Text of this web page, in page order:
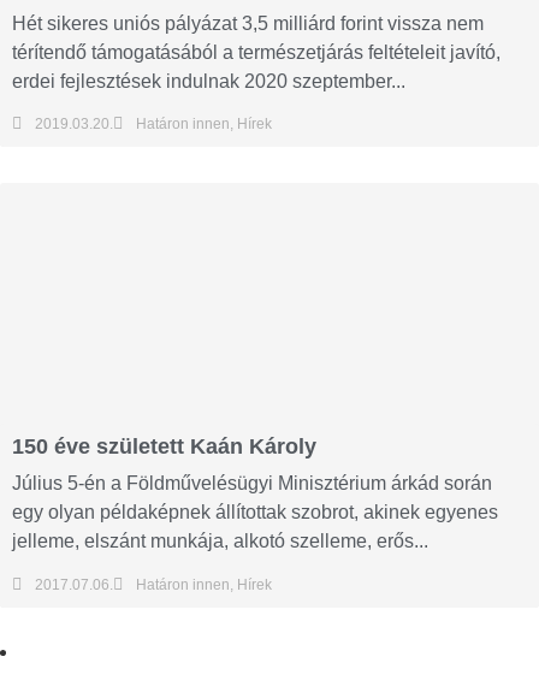
Hét sikeres uniós pályázat 3,5 milliárd forint vissza nem
térítendő támogatásából a természetjárás feltételeit javító,
erdei fejlesztések indulnak 2020 szeptember...
2019.03.20. Határon innen, Hírek
150 éve született Kaán Károly
Július 5-én a Földművelésügyi Minisztérium árkád során
egy olyan példaképnek állítottak szobrot, akinek egyenes
jelleme, elszánt munkája, alkotó szelleme, erős...
2017.07.06. Határon innen Hírek